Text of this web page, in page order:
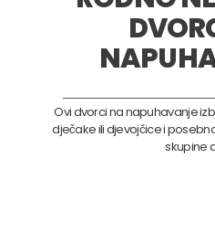
Ovi dvorci na napuhavanje
dječake ili djevojčice i
skupine